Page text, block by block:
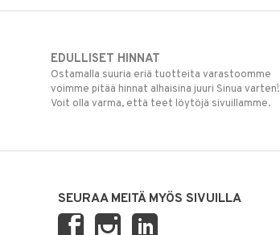
EDULLISET HINNAT
Ostamalla suuria eriä tuotteita varastoomme
voimme pitää hinnat alhaisina juuri Sinua varten!
Voit olla varma, että teet löytöjä sivuillamme.
SEURAA MEITÄ MYÖS SIVUILLA